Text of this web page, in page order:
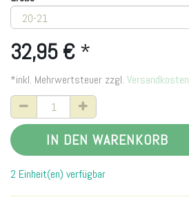
32,95 € *
*inkl. Mehrwertsteuer zzgl. Versandkosten
IN DEN WARENKORB
2 Einheit(en) verfügbar